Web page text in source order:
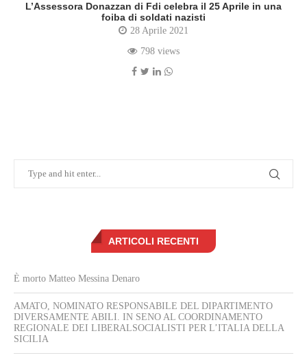
L’Assessora Donazzan di Fdi celebra il 25 Aprile in una
foiba di soldati nazisti
28 Aprile 2021
798 views
ARTICOLI RECENTI
È morto Matteo Messina Denaro
AMATO, NOMINATO RESPONSABILE DEL DIPARTIMENTO
DIVERSAMENTE ABILI. IN SENO AL COORDINAMENTO
REGIONALE DEI LIBERALSOCIALISTI PER L’ITALIA DELLA
SICILIA